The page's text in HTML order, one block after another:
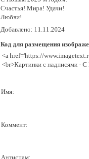
Счастья! Мира! Удачи!
Любви!
Добавлено: 11.11.2024
Код для размещения
<a href='https://
<br>Картинки с надписями -
Имя:
Коммент:
Антиспам: